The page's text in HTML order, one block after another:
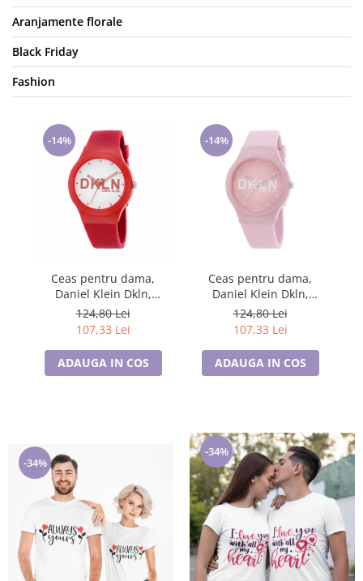
Aranjamente florale
Black Friday
Fashion
-14%
Ceas pentru dama,
Daniel Klein Dkln,
DK.1.12411.2
124,80 Lei
107,33 Lei
ADAUGA IN COS
-14%
Ceas pentru dama,
Daniel Klein Dkln,
DK.1.12411.3
124,80 Lei
107,33 Lei
ADAUGA IN COS
-34%
-34%